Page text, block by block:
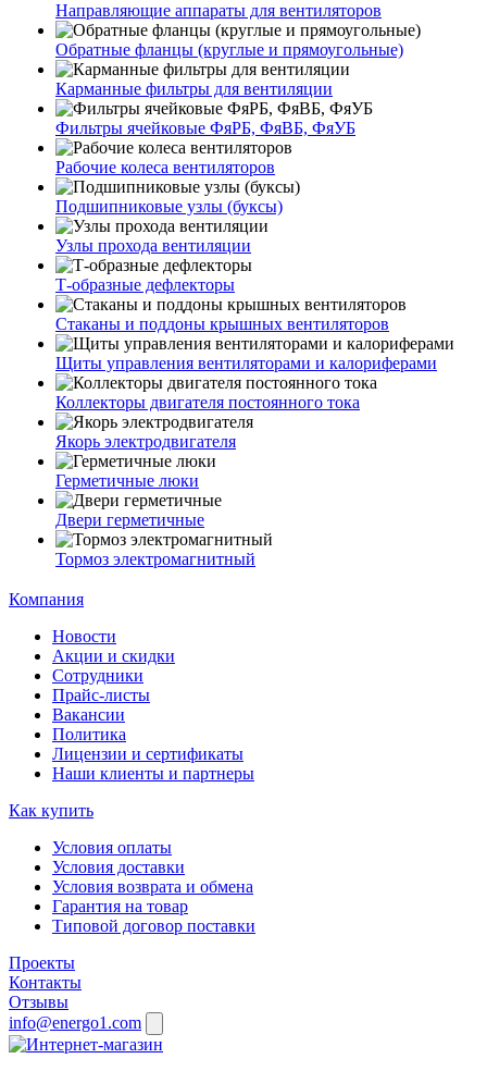
Направляющие аппараты для вентиляторов
Обратные фланцы (круглые и прямоугольные)
Карманные фильтры для вентиляции
Фильтры ячейковые ФяРБ, ФяВБ, ФяУБ
Рабочие колеса вентиляторов
Подшипниковые узлы (буксы)
Узлы прохода вентиляции
Т-образные дефлекторы
Стаканы и поддоны крышных вентиляторов
Щиты управления вентиляторами и калориферами
Коллекторы двигателя постоянного тока
Якорь электродвигателя
Герметичные люки
Двери герметичные
Тормоз электромагнитный
Компания
Новости
Акции и скидки
Сотрудники
Прайс-листы
Вакансии
Политика
Лицензии и сертификаты
Наши клиенты и партнеры
Как купить
Условия оплаты
Условия доставки
Условия возврата и обмена
Гарантия на товар
Типовой договор поставки
Проекты
Контакты
Отзывы
info@energo1.com